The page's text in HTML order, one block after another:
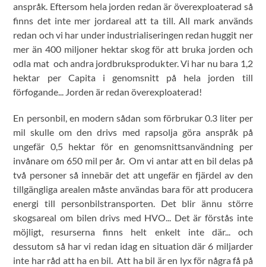
anspråk. Eftersom hela jorden redan är överexploaterad så
finns det inte mer jordareal att ta till. All mark används
redan och vi har under industrialiseringen redan huggit ner
mer än 400 miljoner hektar skog för att bruka jorden och
odla mat och andra jordbruksprodukter. Vi har nu bara 1,2
hektar per Capita i genomsnitt på hela jorden till
förfogande... Jorden är redan överexploaterad!
En personbil, en modern sådan som förbrukar 0.3 liter per
mil skulle om den drivs med rapsolja göra anspråk på
ungefär 0,5 hektar för en genomsnittsanvändning per
invånare om 650 mil per år. Om vi antar att en bil delas på
två personer så innebär det att ungefär en fjärdel av den
tillgängliga arealen måste användas bara för att producera
energi till personbilstransporten. Det blir ännu större
skogsareal om bilen drivs med HVO... Det är förstås inte
möjligt, resurserna finns helt enkelt inte där... och
dessutom så har vi redan idag en situation där 6 miljarder
inte har råd att ha en bil. Att ha bil är en lyx för några få på